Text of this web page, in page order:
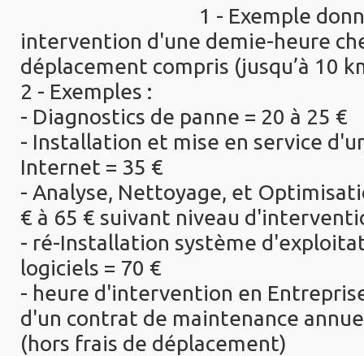
1 - Exemple
intervention d'une demie-heure
déplacement compris (jusqu’à 10
2 - Exemples :
- Diagnostics de panne = 20 à 25 €
- Installation et mise en service
Internet = 35 €
- Analyse, Nettoyage, et
€ à 65 € suivant niveau
- ré-Installation système
logiciels = 70 €
- heure d'intervention en
d'un contrat de maintenance
(hors frais de déplacement)